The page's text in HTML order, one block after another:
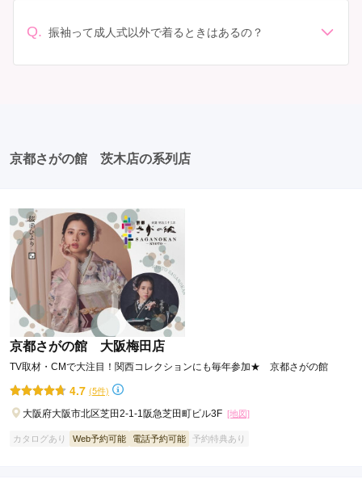
しょう。
人式: 一般的に午前中に成人式が行わる場合が多いです
を確認しましょう。 写真撮影: 成人式の後、家族や友人
Q. 振袖って成人式以外で着るときはあるの？
京都さがの館 茨木店の系列店
京都さがの館 大阪梅田店
TV取材・CMで大注目！関西コレクションにも毎年参加★ 京都さがの館
4.7 (5件)
大阪府大阪市北区芝田2-1-1阪急芝田町ビル3F [地図]
カタログあり Web予約可能 電話予約可能 予約特典あり